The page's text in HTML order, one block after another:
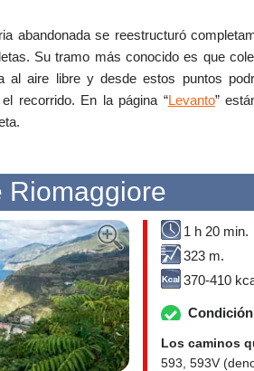
abandonada se reestructuró
Su tramo más conocido es que
al aire libre y desde estos puntos
recorrido. En la página “Levanto”
Riomaggiore
1 h 20 min.
323 m.
370-410
Los caminos
593, 593V